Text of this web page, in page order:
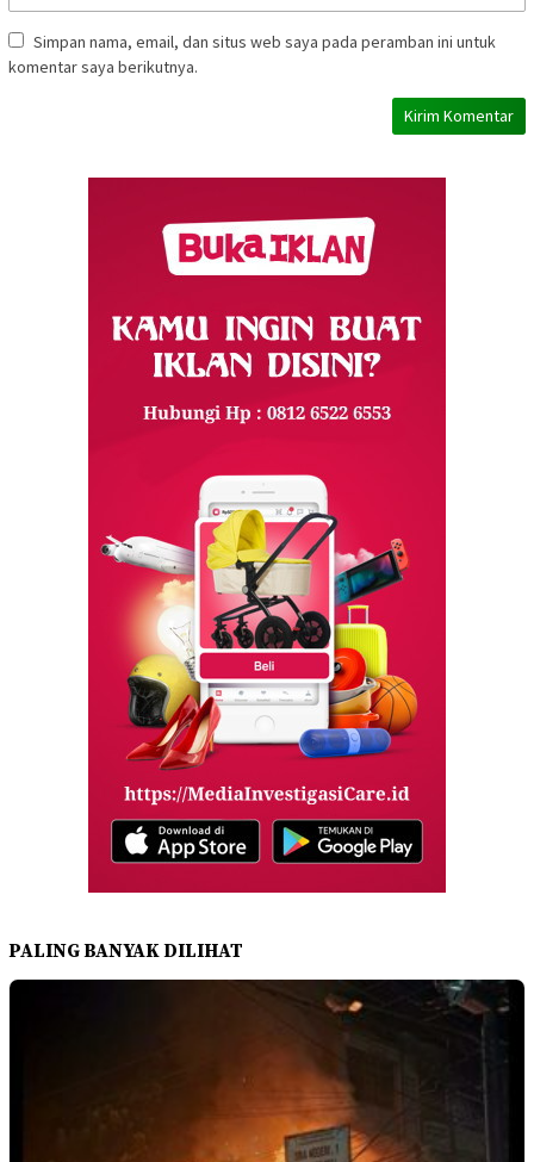
Simpan nama, email, dan situs web saya pada peramban ini untuk
komentar saya berikutnya.
PALING BANYAK DILIHAT